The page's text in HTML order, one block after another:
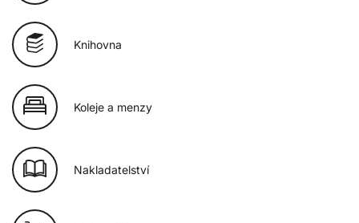
Knihovna
Koleje a menzy
Nakladatelství